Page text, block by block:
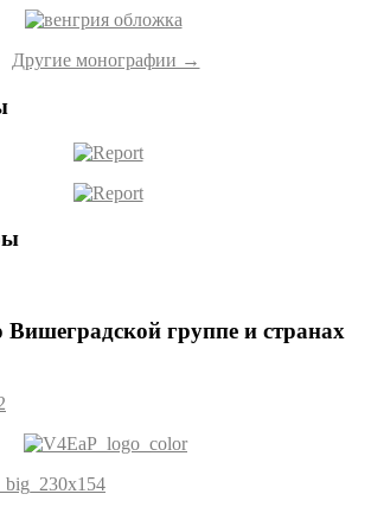
Другие монографии →
группе и странах